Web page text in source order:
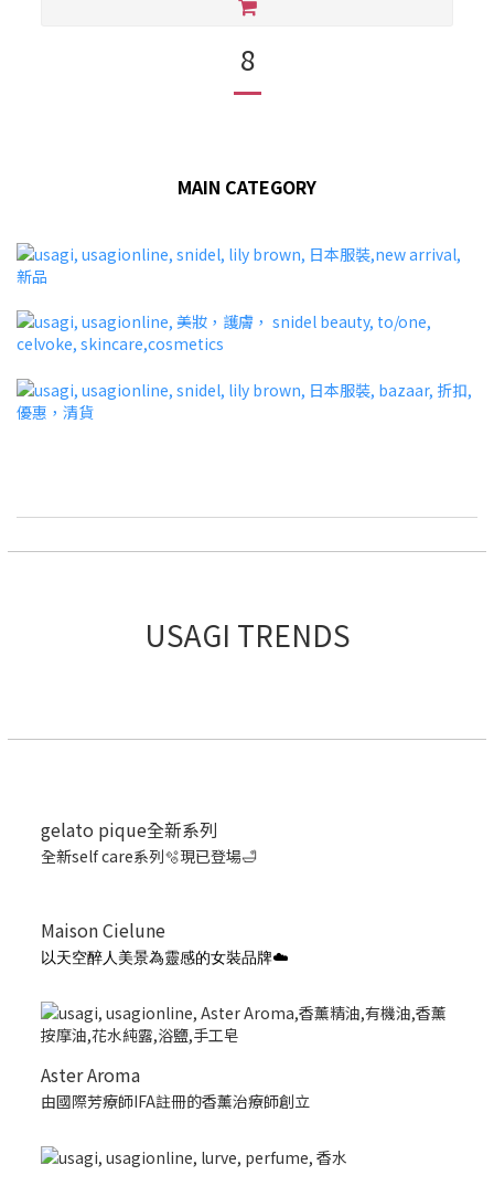
8
MAIN CATEGORY
USAGI TRENDS
gelato pique全新系列
全新self care系列🫧現已登場🛁
Maison Cielune
以天空醉人美景為靈感的女裝品牌☁️
Aster Aroma
由國際芳療師IFA註冊的香薰治療師創立